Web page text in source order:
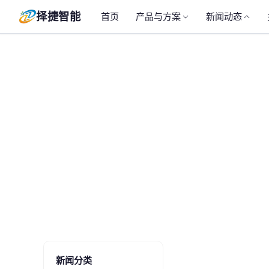
择捷智能 首页 产品与方案 新闻动态
新闻分类